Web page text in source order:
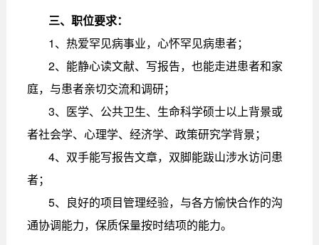
三、职位要求：
1、热爱罕见病事业，心怀罕见病患者；
2、能静心读文献、写报告，也能走进患者和家
庭，与患者亲切交流和调研；
3、医学、公共卫生、生命科学硕士以上背景或
者社会学、心理学、经济学、政策研究学背景；
4、双手能写报告文章，双脚能跋山涉水访问患
者；
5、良好的项目管理经验，与各方愉快合作的沟
通协调能力，保质保量按时结项的能力。